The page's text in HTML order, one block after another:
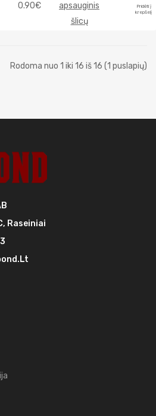
0.90€
apsauginis
šlicų
Pridėti į
krepšelį
Rodoma nuo 1 iki 16 iš 16 (1 puslapių)
Raseiniai